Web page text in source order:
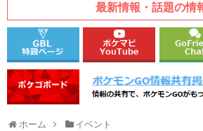
最新情報・話題の情
ホーム イベント